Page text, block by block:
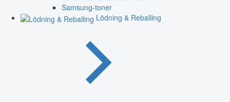
Samsung-toner
Lödning & Reballing